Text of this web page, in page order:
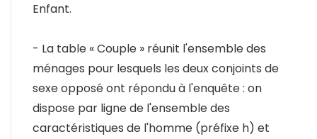
Enfant.
- La table « Couple » réunit l'ensemble des
ménages pour lesquels les deux conjoints de
sexe opposé ont répondu à l'enquête : on
dispose par ligne de l'ensemble des
caractéristiques de l'homme (préfixe h) et